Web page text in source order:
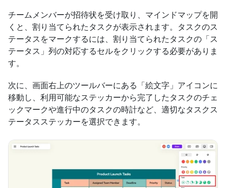
チームメンバーが招待状を受け取り、マインドマップを開
くと、割り当てられたタスクが表示されます。タスクのス
テータスをマークするには、割り当てられたタスクの「ス
テータス」列の対応するセルをクリックする必要がありま
す。
次に、画面右上のツールバーにある「絵文字」アイコンに
移動し、利用可能なステッカーから完了したタスクのチェ
ックマークや進行中のタスクの時計など、適切なタスクス
テータスステッカーを選択できます。